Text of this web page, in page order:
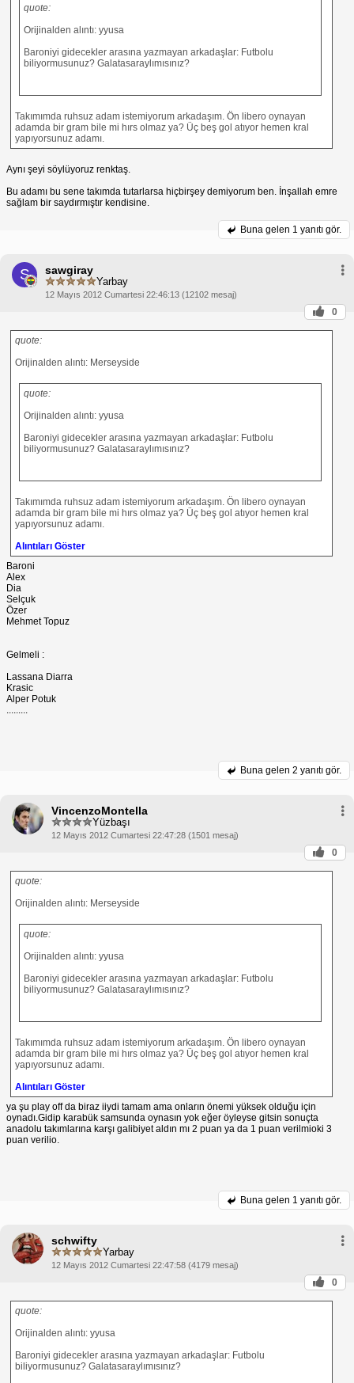
quote:
Orijinalden alıntı: yyusa
Baroniyi gidecekler arasına yazmayan arkadaşlar: Futbolu
biliyormusunuz? Galatasaraylımısınız?
Takımımda ruhsuz adam istemiyorum arkadaşım. Ön libero oynayan
adamda bir gram bile mi hırs olmaz ya? Üç beş gol atıyor hemen kral
yapıyorsunuz adamı.
Aynı şeyi söylüyoruz renktaş.
Bu adamı bu sene takımda tutarlarsa hiçbirşey demiyorum ben. İnşallah emre
sağlam bir saydırmıştır kendisine.
Buna gelen 1 yanıtı gör.
S sawgiray
Yarbay
12 Mayıs 2012 Cumartesi 22:46:13 (12102 mesaj)
0
quote:
Orijinalden alıntı: Merseyside
quote:
Orijinalden alıntı: yyusa
Baroniyi gidecekler arasına yazmayan arkadaşlar: Futbolu
biliyormusunuz? Galatasaraylımısınız?
Takımımda ruhsuz adam istemiyorum arkadaşım. Ön libero oynayan
adamda bir gram bile mi hırs olmaz ya? Üç beş gol atıyor hemen kral
yapıyorsunuz adamı.
Alıntıları Göster
Baroni
Alex
Dia
Selçuk
Özer
Mehmet Topuz
Gelmeli :
Lassana Diarra
Krasic
Alper Potuk
Buna gelen 2 yanıtı gör.
VincenzoMontella
Yüzbaşı
12 Mayıs 2012 Cumartesi 22:47:28 (1501 mesaj)
0
quote:
Orijinalden alıntı: Merseyside
quote:
Orijinalden alıntı: yyusa
Baroniyi gidecekler arasına yazmayan arkadaşlar: Futbolu
biliyormusunuz? Galatasaraylımısınız?
Takımımda ruhsuz adam istemiyorum arkadaşım. Ön libero oynayan
adamda bir gram bile mi hırs olmaz ya? Üç beş gol atıyor hemen kral
yapıyorsunuz adamı.
Alıntıları Göster
ya şu play off da biraz iiydi tamam ama onların önemi yüksek olduğu için
oynadı.Gidip karabük samsunda oynasın yok eğer öyleyse gitsin sonuçta
anadolu takımlarına karşı galibiyet aldın mı 2 puan ya da 1 puan verilmioki 3
puan verilio.
Buna gelen 1 yanıtı gör.
schwifty
Yarbay
12 Mayıs 2012 Cumartesi 22:47:58 (4179 mesaj)
0
quote:
Orijinalden alıntı: yyusa
Baroniyi gidecekler arasına yazmayan arkadaşlar: Futbolu
biliyormusunuz? Galatasaraylımısınız?